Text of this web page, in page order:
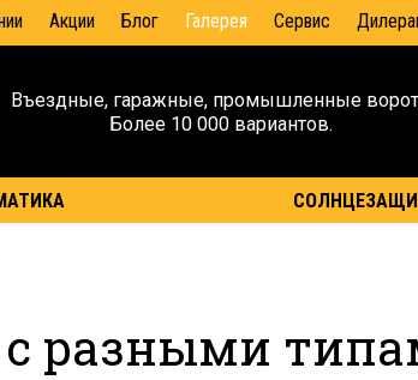
Акции Блог Галерея Сервис
Въездные, гаражные, промышленные
Более 10 000 вариантов.
разными